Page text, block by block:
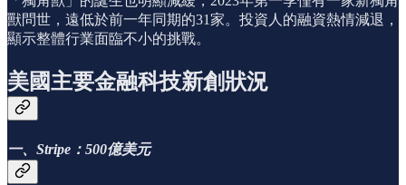
獸問世，遠低於前一年同期的31家。投資人的融資熱情減退，
顯示整體行業面臨不小的挑戰。
美國主要金融科技新創狀況
一、Stripe：500億美元